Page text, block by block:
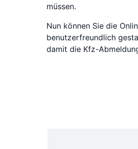
müssen.
Nun können Sie die
benutzerfreundlich
damit die Kfz-